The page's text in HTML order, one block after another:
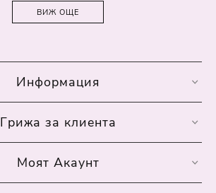
ВИЖ ОЩЕ
Информация
Грижа за клиента
Моят Акаунт